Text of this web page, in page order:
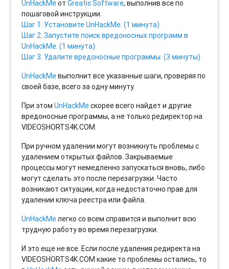
UnHackMeотGreatis Software, выполнив все по
пошаговой инструкции.
Шаг 1. Установите UnHackMe. (1 минута)
Шаг 2. Запустите поиск вредоносных программ в
UnHackMe. (1 минута)
Шаг 3. Удалите вредоносные программы. (3 минуты)
UnHackMeвыполнит все указанные шаги, проверяя по
своей базе, всего за одну минуту.
При этомUnHackMeскорее всего найдет и другие
вредоносные программы, а не только редиректор на
VIDEOSHORTS4K.COM.
При ручном удалении могут возникнуть проблемы с
удалением открытых файлов. Закрываемые
процессы могут немедленно запускаться вновь, либо
могут сделать это после перезагрузки. Часто
возникают ситуации, когда недостаточно прав для
удалении ключа реестра или файла.
UnHackMeлегко со всем справится и выполнит всю
трудную работу во время перезагрузки.
И это еще не все. Если после удаления редиректа на
VIDEOSHORTS4K.COM какие то проблемы остались, то